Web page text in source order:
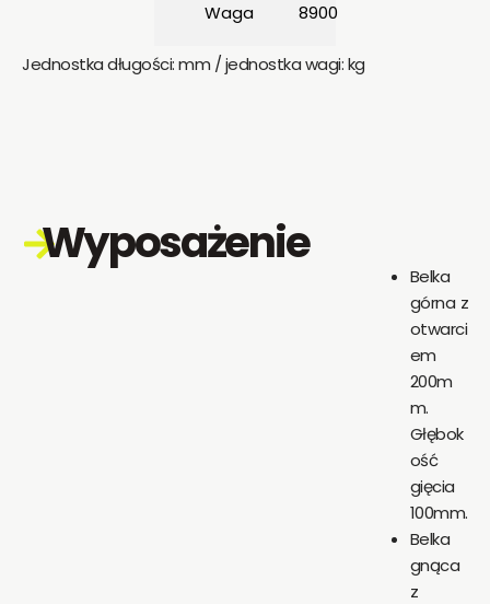
Waga 8900
Jednostka długości: mm / jednostka wagi: kg
Wyposażenie
Belka
górna z
otwarci
em
200m
m.
Głębok
ość
gięcia
100mm.
Belka
gnąca
z